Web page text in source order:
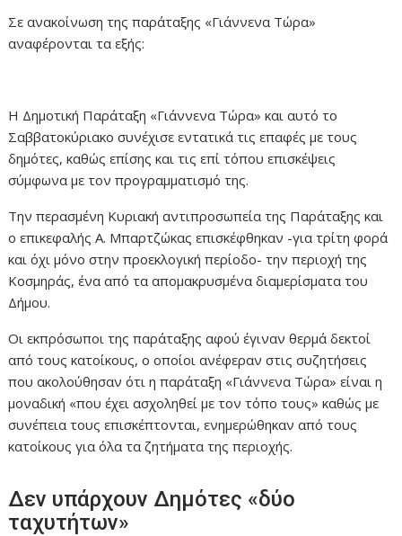
Σε ανακοίνωση της παράταξης «Γιάννενα Τώρα»
αναφέρονται τα εξής:
Η Δημοτική Παράταξη «Γιάννενα Τώρα» και αυτό το
Σαββατοκύριακο συνέχισε εντατικά τις επαφές με τους
δημότες, καθώς επίσης και τις επί τόπου επισκέψεις
σύμφωνα με τον προγραμματισμό της.
Την περασμένη Κυριακή αντιπροσωπεία της Παράταξης και
ο επικεφαλής Α. Μπαρτζώκας επισκέφθηκαν -για τρίτη φορά
και όχι μόνο στην προεκλογική περίοδο- την περιοχή της
Κοσμηράς, ένα από τα απομακρυσμένα διαμερίσματα του
Δήμου.
Οι εκπρόσωποι της παράταξης αφού έγιναν θερμά δεκτοί
από τους κατοίκους, ο οποίοι ανέφεραν στις συζητήσεις
που ακολούθησαν ότι η παράταξη «Γιάννενα Τώρα» είναι η
μοναδική «που έχει ασχοληθεί με τον τόπο τους» καθώς με
συνέπεια τους επισκέπτονται, ενημερώθηκαν από τους
κατοίκους για όλα τα ζητήματα της περιοχής.
Δεν υπάρχουν Δημότες «δύο
ταχυτήτων»